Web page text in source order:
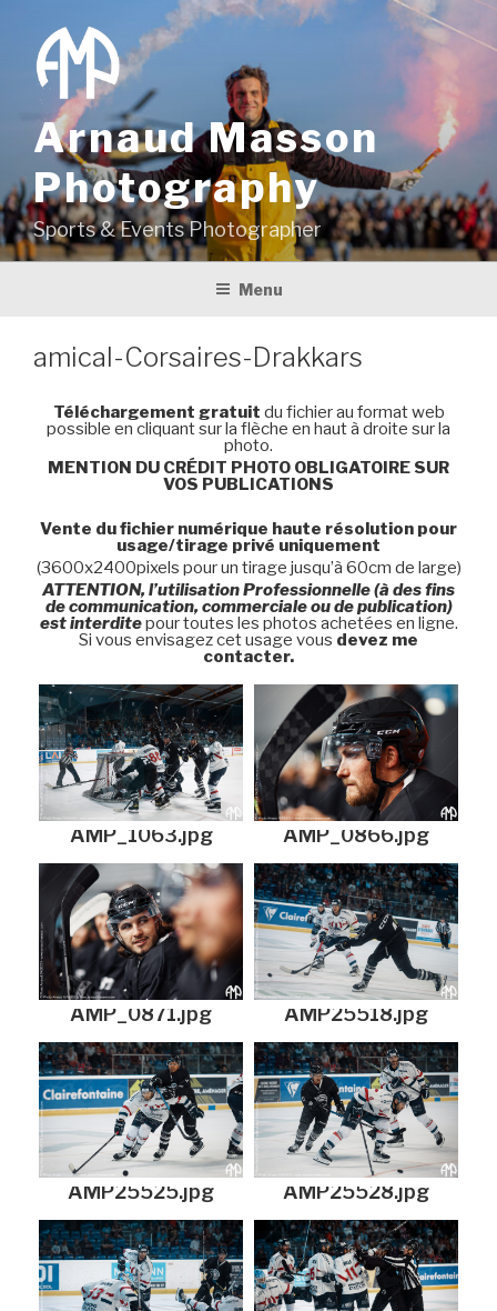
contenu
principal
Arnaud Masson
Photography
Sports & Events Photographer
Menu
amical-Corsaires-Drakkars
Téléchargement gratuit du fichier au format web
possible en cliquant sur la flèche en haut à droite sur la
photo.
MENTION DU CRÉDIT PHOTO OBLIGATOIRE SUR
VOS PUBLICATIONS
Vente du fichier numérique haute résolution pour
usage/tirage privé uniquement
(3600x2400pixels pour un tirage jusqu’à 60cm de large)
ATTENTION, l’utilisation Professionnelle (à des fins
de communication, commerciale ou de publication)
est interditepour toutes les photos achetées en ligne.
Si vous envisagez cet usage vous devez me
contacter.
AMP_1063.jpg AMP_0866.jpg
AMP_0871.jpg AMP25518.jpg
AMP25525.jpg AMP25528.jpg